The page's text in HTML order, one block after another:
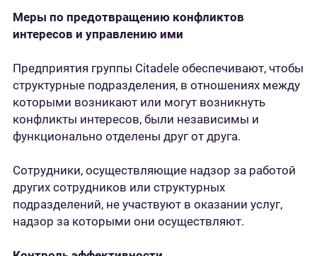
Меры по предотвращению конфликтов
интересов и управлению ими
Предприятия группы Citadele обеспечивают, чтобы
структурные подразделения, в отношениях между
которыми возникают или могут возникнуть
конфликты интересов, были независимы и
функционально отделены друг от друга.
Сотрудники, осуществляющие надзор за работой
других сотрудников или структурных
подразделений, не участвуют в оказании услуг,
надзор за которыми они осуществляют.